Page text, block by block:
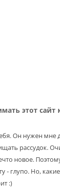
этот
Он нужен мне
рассудок.
новое.
- глупо. Но,
:)